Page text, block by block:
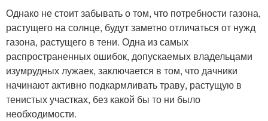
Однако не стоит забывать о том, что потребности газона,
растущего на солнце, будут заметно отличаться от нужд
газона, растущего в тени. Одна из самых
распространенных ошибок, допускаемых владельцами
изумрудных лужаек, заключается в том, что дачники
начинают активно подкармливать траву, растущую в
тенистых участках, без какой бы то ни было
необходимости.